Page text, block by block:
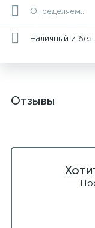
Определяем...
Наличный и
Отзывы